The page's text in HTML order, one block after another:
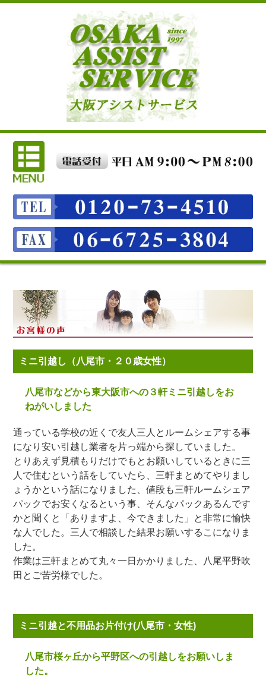
ミニ引越し（八尾市・２０歳女性）
八尾市などから東大阪市への３軒ミニ引越しをお
ねがいしました
通っている学校の近くで友人三人とルームシェアする事
になり安い引越し業者を片っ端から探していました。
とりあえず見積もりだけでもとお願いしているときに三
人で住むという話をしていたら、三軒まとめてやりまし
ょうかという話になりました、値段も三軒ルームシェア
パックでお安くなるという事、そんなパックあるんです
かと聞くと「ありますよ、今できました」と非常に愉快
な人でした。三人で相談した結果お願いするこになりま
した。
作業は三軒まとめて丸々一日かかりました、八尾平野吹
田とご苦労様でした。
ミニ引越と不用品お片付け(八尾市・女性)
八尾市桜ヶ丘から平野区への引越しをお願いしま
した。